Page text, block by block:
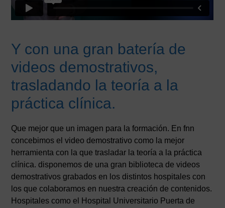
Y con una gran batería de
videos demostrativos,
trasladando la teoría a la
práctica clínica.
Que mejor que un imagen para la formación. En fnn
concebimos el video demostrativo como la mejor
herramienta con la que trasladar la teoría a la práctica
clínica. disponemos de una gran biblioteca de videos
demostrativos grabados en los distintos hospitales con
los que colaboramos en nuestra creación de contenidos.
Hospitales como el Hospital Universitario Puerta de